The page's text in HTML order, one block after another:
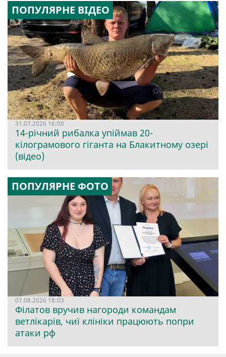
ПОПУЛЯРНЕ ВІДЕО
31.07.2026 16:00
14-річний рибалка упіймав 20-
кілограмового гіганта на Блакитному озері
(відео)
ПОПУЛЯРНЕ ФОТО
07.08.2026 18:03
Філатов вручив нагороди командам
ветлікарів, чиї клініки працюють попри
атаки рф